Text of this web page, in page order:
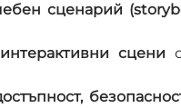
сценарий
интерактивни сцени